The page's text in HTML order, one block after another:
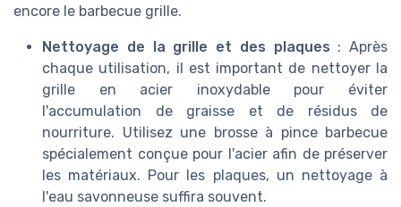
encore le barbecue grille.
Nettoyage de la grille et des plaques : Après
chaque utilisation, il est important de nettoyer la
grille en acier inoxydable pour éviter
l'accumulation de graisse et de résidus de
nourriture. Utilisez une brosse à pince barbecue
spécialement conçue pour l'acier afin de préserver
les matériaux. Pour les plaques, un nettoyage à
l'eau savonneuse suffira souvent.